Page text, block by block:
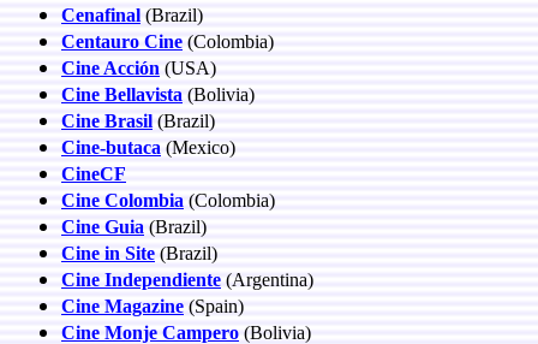
Cenafinal (Brazil)
Centauro Cine (Colombia)
Cine Acción (USA)
Cine Bellavista (Bolivia)
Cine Brasil (Brazil)
Cine-butaca (Mexico)
CineCF
Cine Colombia (Colombia)
Cine Guia (Brazil)
Cine in Site (Brazil)
Cine Independiente (Argentina)
Cine Magazine (Spain)
Cine Monje Campero (Bolivia)